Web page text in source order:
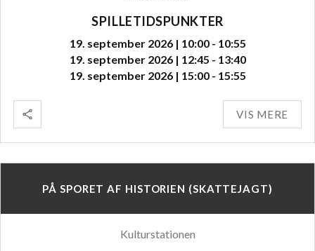
SPILLETIDSPUNKTER
19. september 2026 | 10:00 - 10:55
19. september 2026 | 12:45 - 13:40
19. september 2026 | 15:00 - 15:55
VIS MERE
PÅ SPORET AF HISTORIEN (SKATTEJAGT)
Kulturstationen